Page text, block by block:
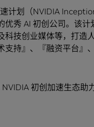
计划（NVIDIA
优秀 AI 初创公司。该
科技创业媒体等，打造
支持』、『融资平台』
初创加速生态助